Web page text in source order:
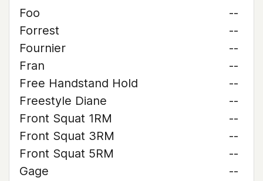
Foo
--
Forrest
--
Fournier
--
Fran
--
Free Handstand Hold
--
Freestyle Diane
--
Front Squat 1RM
--
Front Squat 3RM
--
Front Squat 5RM
--
Gage
--